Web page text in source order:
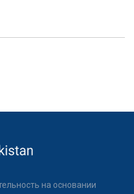
на основании